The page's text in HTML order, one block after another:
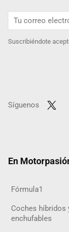
Suscribiéndote
Síguenos
En
Fórmula1
Coches híbridos
enchufables